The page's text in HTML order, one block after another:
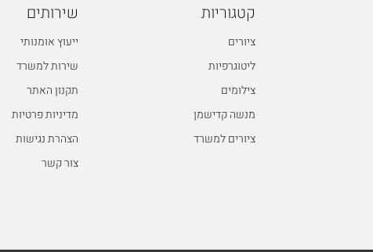
קטגוריות
ציורים
ליטוגרפיות
צילומים
מנשה קדישמן
ציורים למשרד
שירותים
ייעוץ אומנותי
שירות למשרד
תקנון האתר
מדיניות פרטיות
הצהרת נגישות
צור קשר